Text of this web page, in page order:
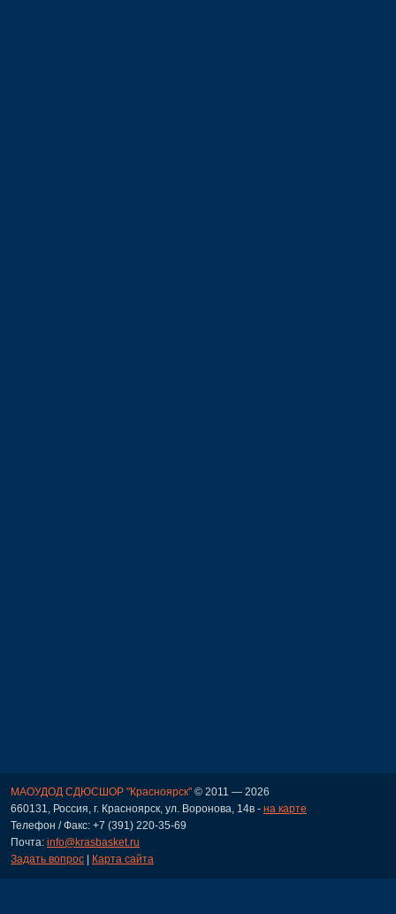
МАОУДОД СДЮСШОР "Красноярск" © 2011 — 2026
660131, Россия, г. Красноярск, ул. Воронова, 14в - на карте
Телефон / Факс: +7 (391) 220-35-69
Почта: info@krasbasket.ru
Задать вопрос | Карта сайта